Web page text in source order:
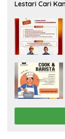
Lestari Cari